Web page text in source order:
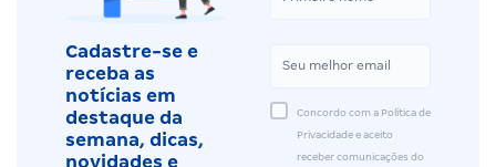
Cadastre-se e
receba as
notícias em
destaque da
semana, dicas,
novidades e
Concordo com a Política de
Privacidade e aceito
receber comunicações do